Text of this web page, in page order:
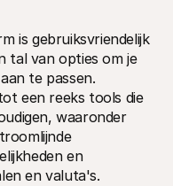
is gebruiksvriendelijk
tal van opties om je
te passen.
een reeks tools die
waaronder
en
en valuta's.